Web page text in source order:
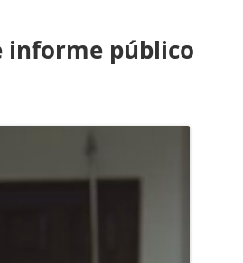
informe público